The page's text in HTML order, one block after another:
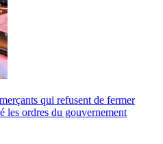
qui refusent de fermer
les ordres du gouvernement